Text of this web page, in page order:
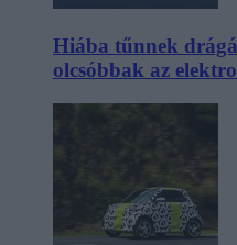
Hiába tűnnek
olcsóbbak az